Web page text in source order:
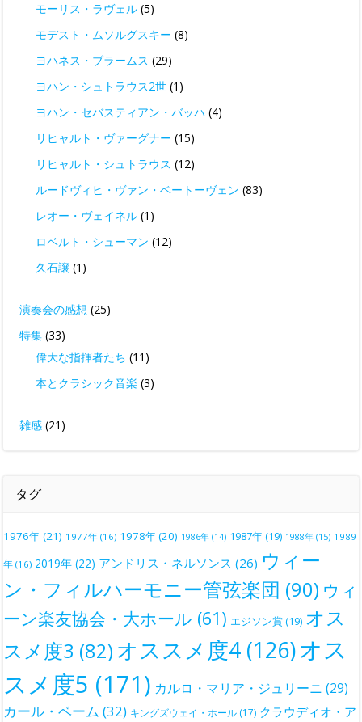
モーリス・ラヴェル (5)
モデスト・ムソルグスキー (8)
ヨハネス・ブラームス (29)
ヨハン・シュトラウス2世 (1)
ヨハン・セバスティアン・バッハ (4)
リヒャルト・ヴァーグナー (15)
リヒャルト・シュトラウス (12)
ルードヴィヒ・ヴァン・ベートーヴェン (83)
レオー・ヴェイネル (1)
ロベルト・シューマン (12)
久石譲 (1)
演奏会の感想 (25)
特集 (33)
偉大な指揮者たち (11)
本とクラシック音楽 (3)
雑感 (21)
タグ
1976年 (21) 1977年 (16) 1978年(20) 1986年 (14) 1987年(19) 1988年 (15) 1989
年 (16) 2019年 (22) アンドリス・ネルソンス (26) ウィー
ン・フィルハーモニー管弦楽団 (90) ウィ
ーン楽友協会・大ホール (61) エジソン賞(19) オス
スメ度3 (82) オススメ度4 (126)オス
スメ度5 (171) カルロ・マリア・ジュリーニ (29)
カール・ベーム (32) キングズウェイ・ホール (17) クラウディオ・ア